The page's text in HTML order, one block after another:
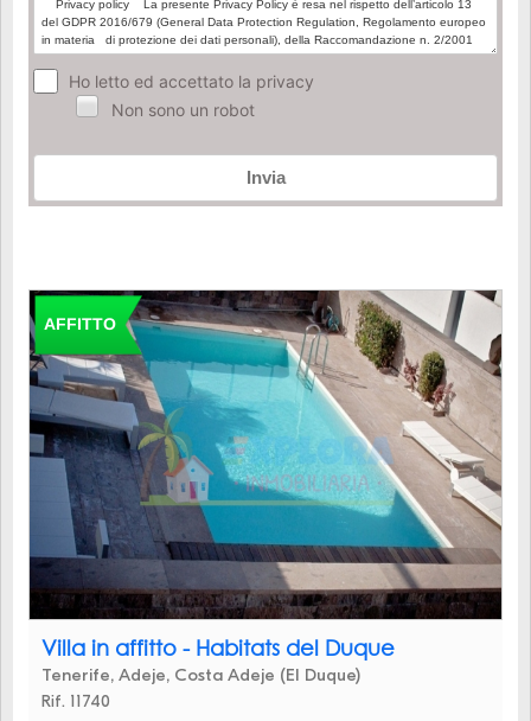
Ho letto ed accettato la privacy
Non sono un robot
Invia
AFFITTO
Villa in affitto - Habitats del Duque
Tenerife, Adeje, Costa Adeje (El Duque)
Rif. 11740